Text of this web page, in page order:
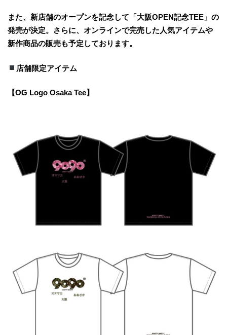
また、新店舗のオープンを記念して「大阪OPEN記念TEE」の
発売が決定。さらに、オンラインで完売した人気アイテムや
新作商品の販売も予定しております。
店舗限定アイテム
【OG Logo Osaka Tee】